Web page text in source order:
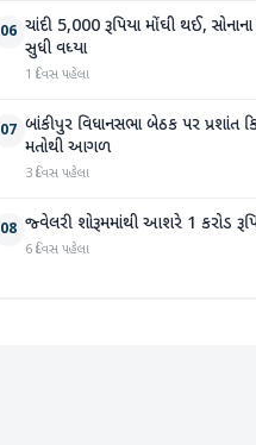
06 ચાંદી 5,000 રૂપિયા મોંઘી થઈ,
સુધી વધ્યા
1 દિવસ પહેલા
07 બાંકીપુર વિધાનસભા બેઠક પર પ્રશાંત
મતોથી આગળ
3 દિવસ પહેલા
08 જ્વેલરી શોરૂમમાંથી આશરે 1 કરોડ
6 દિવસ પહેલા